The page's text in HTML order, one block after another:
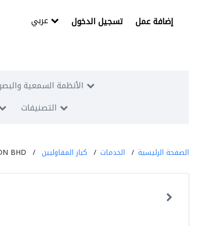
تسجيل الدخول إضافة عمل
الأنظمة السمعية
التصنيفات
الصفحة الرئيسية الخدمات كبار المقاوليين BHD